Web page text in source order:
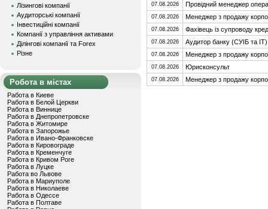
Лізингові компанії
Аудиторські компанії
Інвестиційні компанії
Компанії з управління активами
Ділінгові компанії та Forex
Різне
Робота в містах
Работа в Киеве
Работа в Белой Церкви
Работа в Виннице
Работа в Днепропетровске
Работа в Житомире
Работа в Запорожье
Работа в Ивано-Франковске
Работа в Кировограде
Работа в Кременчуге
Работа в Кривом Роге
Работа в Луцке
Работа во Львове
Работа в Мариуполе
Работа в Николаеве
Работа в Одессе
Работа в Полтаве
07.08.2026 Провідний менеджер
07.08.2026 Менеджер з продажу
07.08.2026 Фахівець із супроводу
07.08.2026 Аудитор банку (СУІБ та IT)
07.08.2026 Менеджер з продажу
07.08.2026 Юрисконсульт
07.08.2026 Менеджер з продажу